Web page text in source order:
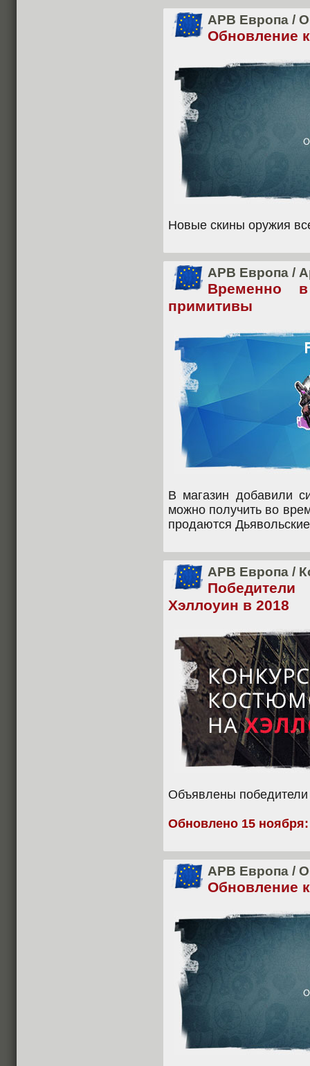
APB Европа /
Обновление
Новые скины оружия
APB Европа /
Временно
примитивы
В магазин добавили
можно получить во
продаются
APB Европа /
Хэллоуин в 2018
Объявлены победители
Обновлено 15 ноября:
APB Европа /
Обновление